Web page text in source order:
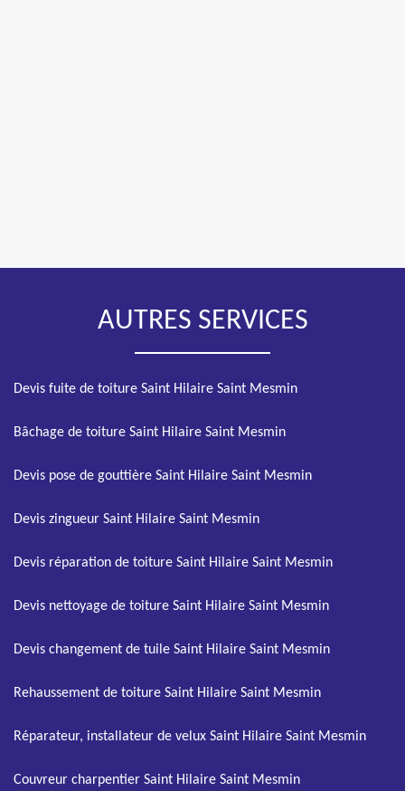
AUTRES SERVICES
Devis fuite de toiture Saint Hilaire Saint Mesmin
Bâchage de toiture Saint Hilaire Saint Mesmin
Devis pose de gouttière Saint Hilaire Saint Mesmin
Devis zingueur Saint Hilaire Saint Mesmin
Devis réparation de toiture Saint Hilaire Saint Mesmin
Devis nettoyage de toiture Saint Hilaire Saint Mesmin
Devis changement de tuile Saint Hilaire Saint Mesmin
Rehaussement de toiture Saint Hilaire Saint Mesmin
Réparateur, installateur de velux Saint Hilaire Saint Mesmin
Couvreur charpentier Saint Hilaire Saint Mesmin